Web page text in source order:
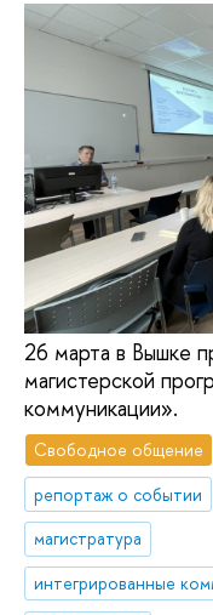
26 марта в Вышке
магистерской
коммуникации».
Свободное общение
репортаж о событии
магистратура
интегрированные